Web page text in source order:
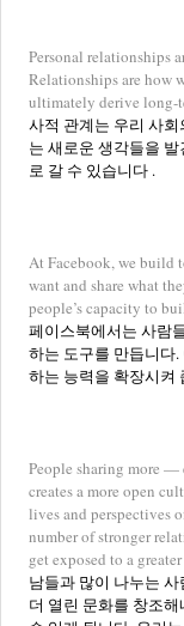
Personal relationships
Relationships are how
ultimately derive long-
사적 관계는 우리 사
는 새로운 생각들을
로 갈 수 있습니다 .
At Facebook, we build
want and share what
people’s capacity to
페이스북에서는 사람
하는 도구를 만듭니다
하는 능력을 확장시켜
People sharing more
creates a more open
lives and perspectives
number of stronger
get exposed to a
남들과 많이 나누는
더 열린 문화를 창조